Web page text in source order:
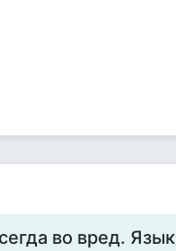
во вред. Язык